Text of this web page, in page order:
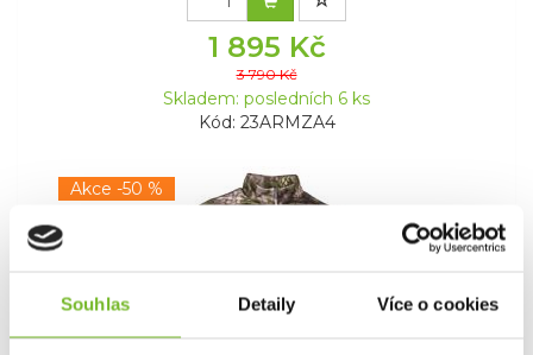
Souhlas Detaily Více o cookies
1 895 Kč
3 790 Kč
Skladem: posledních 6 ks
Kód: 23ARMZA4
Akce -50 %